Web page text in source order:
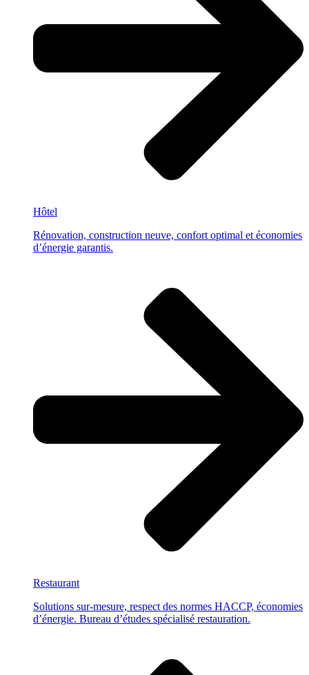
Hôtel
Rénovation, construction neuve, confort optimal et économies
d’énergie garantis.
Restaurant
Solutions sur-mesure, respect des normes HACCP, économies
d’énergie. Bureau d’études spécialisé restauration.